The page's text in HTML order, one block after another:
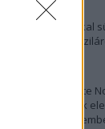
25 százalékkal
az európai
Dánia utolérte
is szinte csak
vesznek az